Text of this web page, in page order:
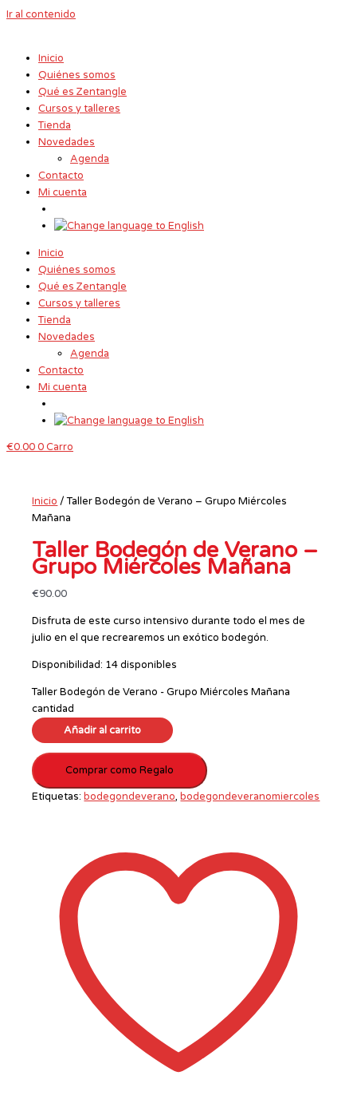
Ir al contenido
Inicio
Quiénes somos
Qué es Zentangle
Cursos y talleres
Tienda
Novedades
Agenda
Contacto
Mi cuenta
Inicio
Quiénes somos
Qué es Zentangle
Cursos y talleres
Tienda
Novedades
Agenda
Contacto
Mi cuenta
€0.000Carro
Inicio / Taller Bodegón de Verano – Grupo Miércoles
Mañana
Taller Bodegón de Verano –
Grupo Miércoles Mañana
€90.00
Disfruta de este curso intensivo durante todo el mes de
julio en el que recrearemos un exótico bodegón.
Disponibilidad: 14 disponibles
Taller Bodegón de Verano - Grupo Miércoles Mañana
cantidad
Añadir al carrito
Comprar como Regalo
Etiquetas:bodegondeverano,bodegondeveranomiercoles